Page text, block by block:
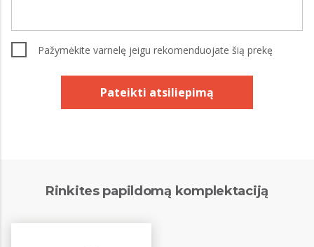
Pažymėkite varnelę jeigu rekomenduojate šią prekę
Pateikti atsiliepimą
Rinkites papildomą komplektaciją